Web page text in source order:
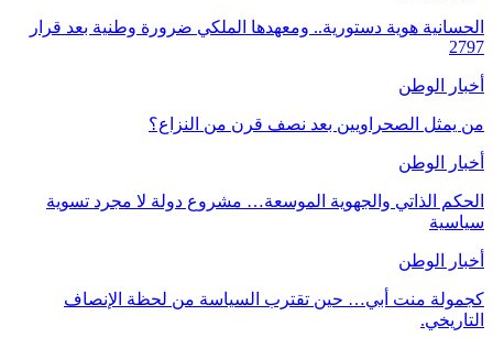
الحسانية هوية دستورية.. ومعهدها الملكي ضرورة وطنية بعد قرار
2797
أخبار الوطن
من يمثل الصحراويين بعد نصف قرن من النزاع؟
أخبار الوطن
الحكم الذاتي والجهوية الموسعة… مشروع دولة لا مجرد تسوية
سياسية
أخبار الوطن
كجمولة منت أبي… حين تقترب السياسة من لحظة الإنصاف
التاريخي.